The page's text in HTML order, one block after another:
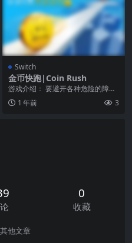
Switch
金币快跑|Coin Rush
游戏介绍： 要避开各种危险的障碍
物，比如致命的尖刺、隐藏的门、
旋转的闸门，还有从...
1 年前 3
0
收藏
他文章